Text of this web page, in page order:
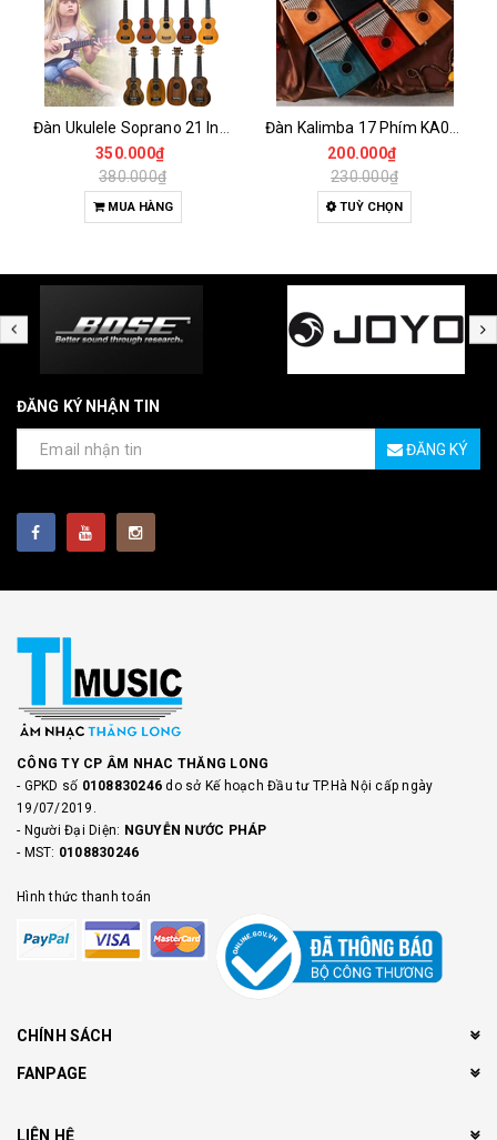
Đàn Ukulele Soprano 21 Inch Gỗ Tự Nhiên – Nhỏ Gọn, Dễ Chơi Cho Người Mới
350.000₫
380.000₫
MUA HÀNG
Đàn Kalimba 17 Phím KA04 Gỗ Nguyên Khối – Full Phụ Kiện, Âm Thanh Trong Trẻo
200.000₫
230.000₫
TUỲ CHỌN
ĐĂNG KÝ NHẬN TIN
ĐĂNG KÝ
CÔNG TY CP ÂM NHAC THĂNG LONG
- GPKD số 0108830246do sở Kế hoạch Đầu tư TP.Hà Nội cấp ngày
19/07/2019.
- Người Đại Diện: NGUYỄN NƯỚC PHÁP
- MST: 0108830246
Hình thức thanh toán
CHÍNH SÁCH
FANPAGE
LIÊN HỆ